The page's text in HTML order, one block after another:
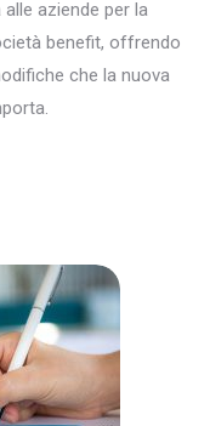
aziende per la
benefit, offrendo
che la nuova